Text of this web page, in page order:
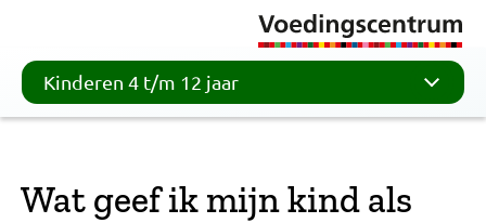
Kinderen 4 t/m 12 jaar
Wat geef ik mijn kind als